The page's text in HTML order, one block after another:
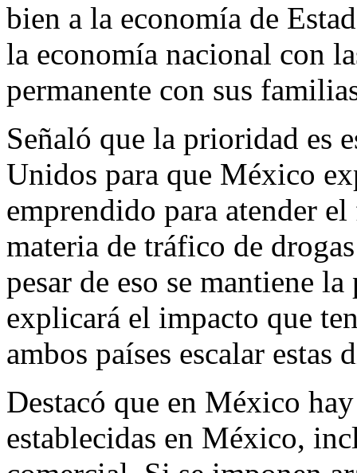
bien a la economía de
la economía nacional con
permanente con sus
Señaló que la prioridad es
Unidos para que México
emprendido para atender
materia de tráfico de
pesar de eso se mantiene
explicará el impacto que
ambos países escalar estas
Destacó que en México
establecidas en México,